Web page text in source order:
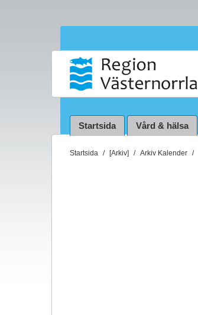
Startsida Vård & hälsa
D
Startsida [Arkiv] Arkiv Kalender